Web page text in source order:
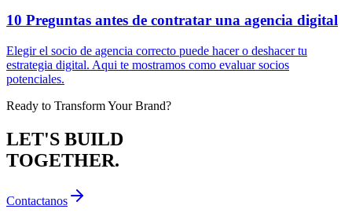
10 Preguntas antes de contratar una agencia digital
Elegir el socio de agencia correcto puede hacer o deshacer tu
estrategia digital. Aqui te mostramos como evaluar socios
potenciales.
Ready to Transform Your Brand?
LET'S BUILD
TOGETHER.
Contactanos